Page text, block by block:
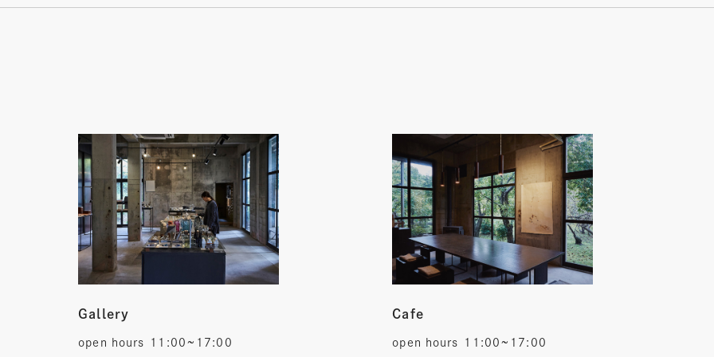
Gallery
open hours 11:00~17:00
Cafe
open hours 11:00~17:00